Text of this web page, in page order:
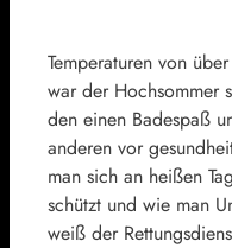
Temperaturen von
war der Hochsommer
den einen Badespaß
anderen vor
man sich an heißen
schützt und wie man
weiß der